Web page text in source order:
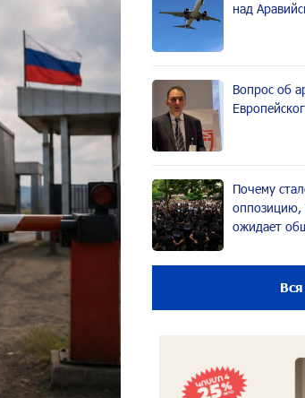
над
Вопрос об
Почему
оппозицию,
ожидает
Ложная